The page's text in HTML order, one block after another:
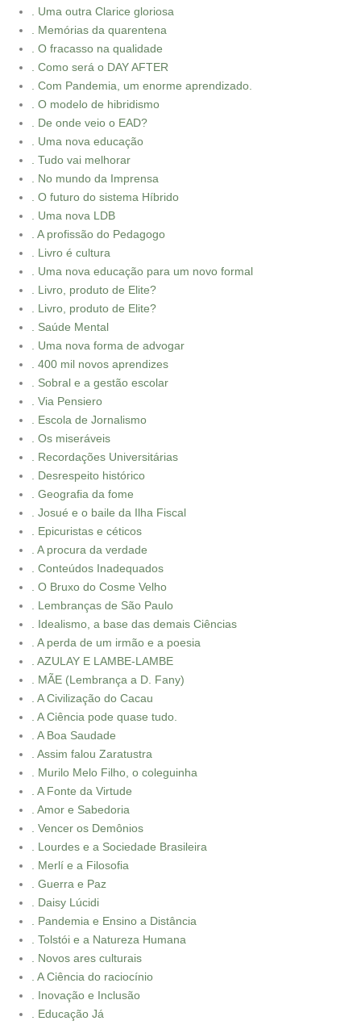
. Uma outra Clarice gloriosa
. Memórias da quarentena
. O fracasso na qualidade
. Como será o DAY AFTER
. Com Pandemia, um enorme aprendizado.
. O modelo de hibridismo
. De onde veio o EAD?
. Uma nova educação
. Tudo vai melhorar
. No mundo da Imprensa
. O futuro do sistema Híbrido
. Uma nova LDB
. A profissão do Pedagogo
. Livro é cultura
. Uma nova educação para um novo formal
. Livro, produto de Elite?
. Livro, produto de Elite?
. Saúde Mental
. Uma nova forma de advogar
. 400 mil novos aprendizes
. Sobral e a gestão escolar
. Via Pensiero
. Escola de Jornalismo
. Os miseráveis
. Recordações Universitárias
. Desrespeito histórico
. Geografia da fome
. Josué e o baile da Ilha Fiscal
. Epicuristas e céticos
. A procura da verdade
. Conteúdos Inadequados
. O Bruxo do Cosme Velho
. Lembranças de São Paulo
. Idealismo, a base das demais Ciências
. A perda de um irmão e a poesia
. AZULAY E LAMBE-LAMBE
. MÃE (Lembrança a D. Fany)
. A Civilização do Cacau
. A Ciência pode quase tudo.
. A Boa Saudade
. Assim falou Zaratustra
. Murilo Melo Filho, o coleguinha
. A Fonte da Virtude
. Amor e Sabedoria
. Vencer os Demônios
. Lourdes e a Sociedade Brasileira
. Merlí e a Filosofia
. Guerra e Paz
. Daisy Lúcidi
. Pandemia e Ensino a Distância
. Tolstói e a Natureza Humana
. Novos ares culturais
. A Ciência do raciocínio
. Inovação e Inclusão
. Educação Já